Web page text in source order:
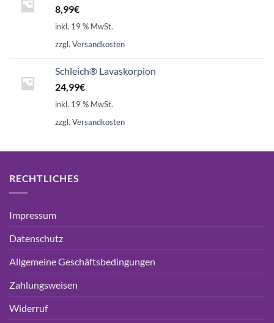
8,99€
inkl. 19 % MwSt.
zzgl. Versandkosten
Schleich® Lavaskorpion
24,99€
inkl. 19 % MwSt.
zzgl. Versandkosten
RECHTLICHES
Impressum
Datenschutz
Allgemeine Geschäftsbedingungen
Zahlungsweisen
Widerruf